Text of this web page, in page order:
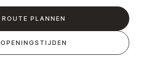
ROUTE PLANNEN
OPENINGSTIJDEN